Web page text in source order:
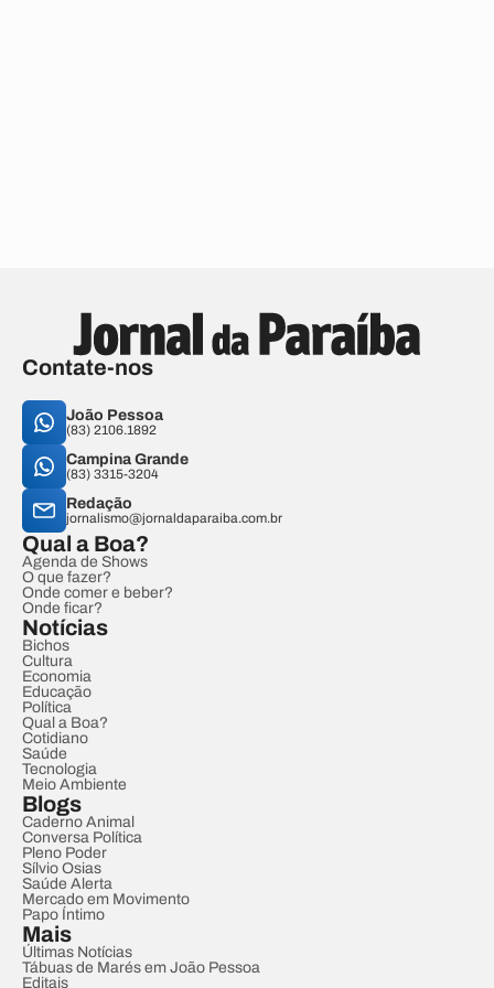
Contate-nos
João Pessoa
(83) 2106.1892
Campina Grande
(83) 3315-3204
Redação
jornalismo@jornaldaparaiba.com.br
Qual a Boa?
Agenda de Shows
O que fazer?
Onde comer e beber?
Onde ficar?
Notícias
Bichos
Cultura
Economia
Educação
Política
Qual a Boa?
Cotidiano
Saúde
Tecnologia
Meio Ambiente
Blogs
Caderno Animal
Conversa Política
Pleno Poder
Sílvio Osias
Saúde Alerta
Mercado em Movimento
Papo Íntimo
Mais
Últimas Notícias
Tábuas de Marés em João Pessoa
Editais